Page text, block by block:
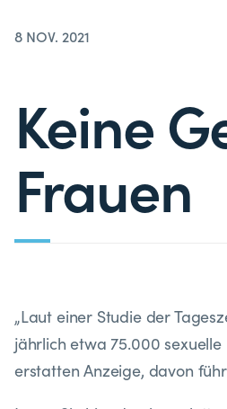
8 NOV. 2021
Keine
Frauen
„Laut einer Studie der
jährlich etwa 75.000
erstatten Anzeige, davon